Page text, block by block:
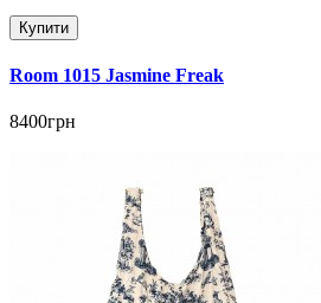
Купити
Room 1015 Jasmine Freak
8400грн